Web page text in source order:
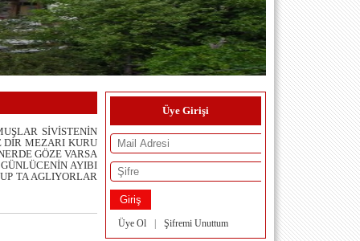
SİVİSTENİN
DİR MEZARI KURU
GÖZE VARSA
AYIBI
TA AGLIYORLAR
Üye Girişi
Şifremi Unuttum
Üye Ol